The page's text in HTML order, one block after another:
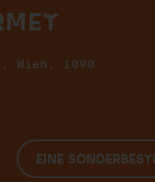
Wien, 1090
EINE